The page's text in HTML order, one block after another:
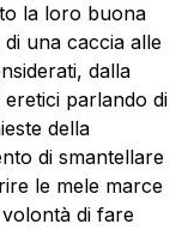
la loro buona
una caccia alle
dalla
parlando di
della
di smantellare
le mele marce
di fare